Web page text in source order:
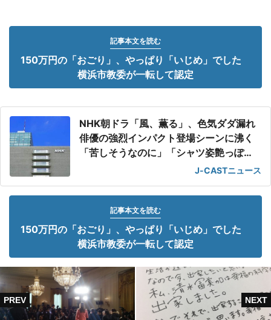
記事本文を読む
150万円の「おごり」、やっぱり「いじめ」でした
横浜市教委が一転して認定
NHK朝ドラ「風、薫る」、色気ダダ漏れ
俳優の強烈インパクト登場シーンに沸く
「苦しそうなのに」「シャツ姿艶っぽ
J-CASTニュース
記事本文を読む
150万円の「おごり」、やっぱり「いじめ」でした
横浜市教委が一転して認定